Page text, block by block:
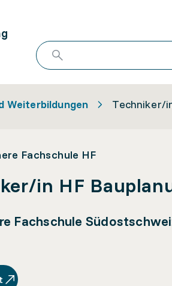
Weiterbildungen Techniker/
Fachschule HF
in HF
Fachschule